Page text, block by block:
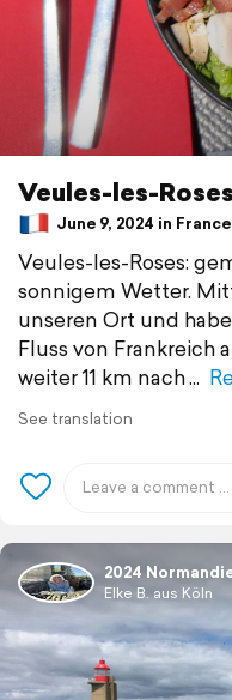
Veules-les-
June 9, 2024 in France
Veules-les-Roses:
sonnigem Wetter.
unseren Ort und
Fluss von Frankreich
weiter 11 km nach
See translation
2024
Elke B. aus Köln